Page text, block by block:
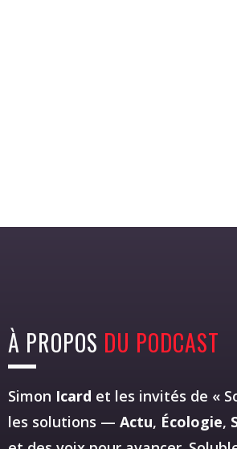
À PROPOS DU PODCAST
Simon Icard et les invités de «
les solutions — Actu, Écologie,